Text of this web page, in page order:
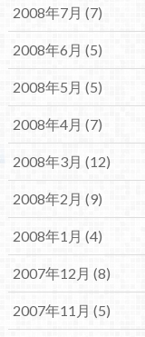
2008年7月 (7)
2008年6月 (5)
2008年5月 (5)
2008年4月 (7)
2008年3月 (12)
2008年2月 (9)
2008年1月 (4)
2007年12月 (8)
2007年11月 (5)